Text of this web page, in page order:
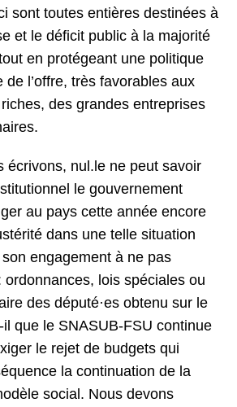
sont toutes entières destinées à
et le déficit public à la majorité
en protégeant une politique
de l’offre, très favorables aux
des grandes entreprises
écrivons, nul.le ne peut savoir
le gouvernement
au pays cette année encore
dans une telle situation
engagement à ne pas
ordonnances, lois spéciales ou
des député·es obtenu sur le
que le SNASUB-FSU continue
le rejet de budgets qui
la continuation de la
social. Nous devons